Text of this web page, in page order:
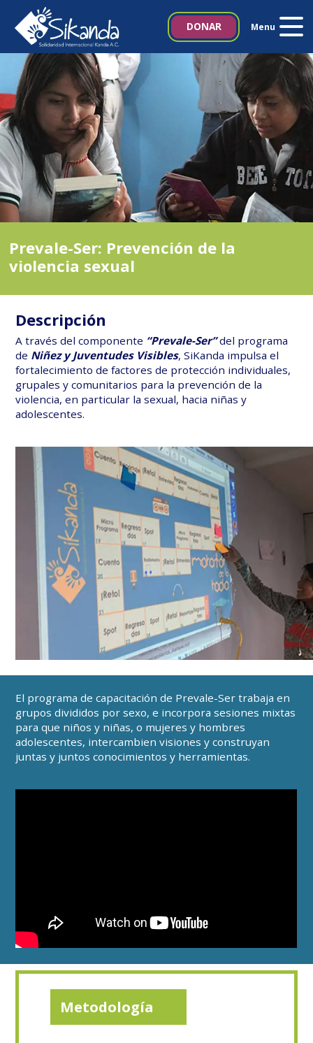
DONAR Menu
Inicio
Quiénes somos
Proyectos
Noticias
Biblioteca SIKANDA
Contacto
Italia 5×1000
Prevale-Ser: Prevención de la
violencia sexual
Descripción
A través del componente “Prevale-Ser”del programa
de Niñez y Juventudes Visibles, SiKanda impulsa el
fortalecimiento de factores de protección individuales,
grupales y comunitarios para la prevención de la
violencia, en particular la sexual, hacia niñas y
adolescentes.
El programa de capacitación de Prevale-Ser trabaja en
grupos divididos por sexo, e incorpora sesiones mixtas
para que niños y niñas, o mujeres y hombres
adolescentes, intercambien visiones y construyan
juntas y juntos conocimientos y herramientas.
Metodología